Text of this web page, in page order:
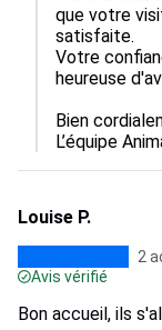
que votre
satisfaite.
Votre
heureuse
Bien
L’équipe
Louise P.
2
Avis vérifié
Bon accueil, ils